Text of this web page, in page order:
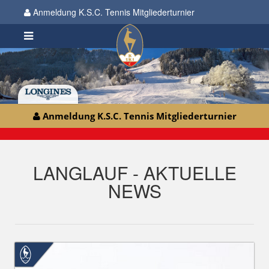
Anmeldung K.S.C. Tennis Mitgliederturnier
Anmeldung K.S.C. Tennis Mitgliederturnier
LANGLAUF - AKTUELLE
NEWS